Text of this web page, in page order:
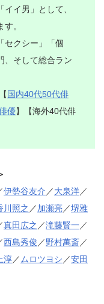
イ男」として、
。
セクシー」「個
、そして総合ラン
国内40代50代俳
優】【海外40代俳
伊勢谷友介 ／大泉洋／
川照之 ／加瀬亮／堺雅
真田広之 ／滝藤賢一／
西島秀俊 ／野村萬斎／
淳／ ムロツヨシ ／安田